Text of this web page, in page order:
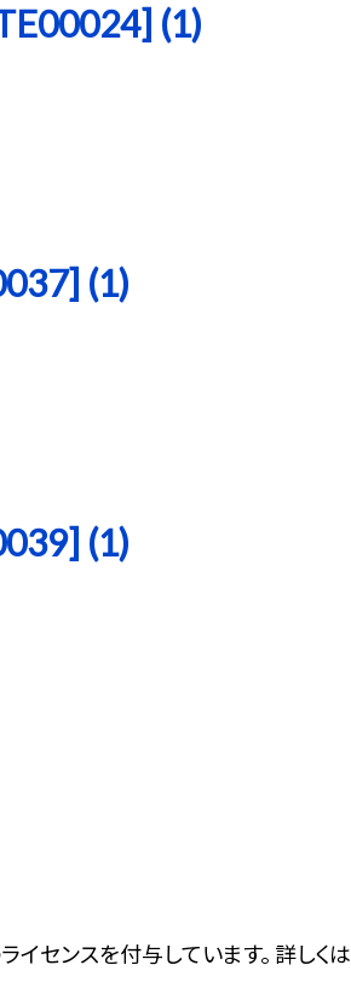
(1)
(1)
(1)
イセンスを付与しています。 詳しくは